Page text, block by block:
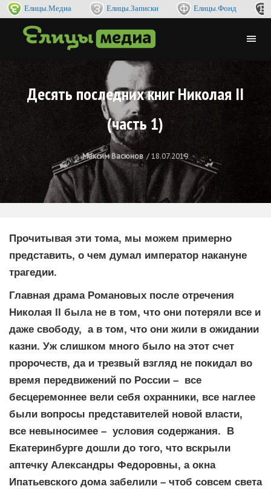
Елицы.Медиа Елицы.Записки Елицы.Фонд
Десять последних книг Николая II
(часть 1)
Максим Васюнов 18.07.2019
Прочитывая эти тома, мы можем примерно
представить, о чем думал император накануне
трагедии.
Главная драма Романовых после отречения
Николая II была не в том, что они потеряли все и
даже свободу, а в том, что они жили в ожидании
казни. Уж слишком много было на этот счет
пророчеств, да и трезвый взгляд не покидал во
время передвижений по России – все
бесцеремоннее вели себя охранники, все наглее
были вопросы представителей новой власти,
все невыносимее – условия содержания. В
Екатеринбурге дошли до того, что вскрыли
аптечку Александры Федоровны, а окна
Ипатьевского дома забелили – чтоб совсем света